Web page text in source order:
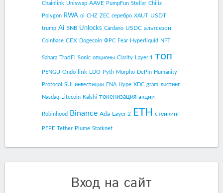
Chainlink Uniswap AAVE PumpFun Stellar Chiliz
Polygon RWA oi CHZ ZEC серебро XAUT USDT
trump Ai BNB Unlocks Cardano USDC альтсезон
Coinbase CEX Dogecoin ФРС Fear Hyperliquid NFT
Sahara TradFi Sonic опционы Clarity Layer 1 топ
PENGU Ondo link LDO Pyth Morpho DePin Humanity
Protocol SUI инвестиции ENA Hype XDC gram листинг
Nasdaq Litecoin Kalshi токенизация акции
Robinhood Binance Ada Layer 2 ETH стейкинг
PEPE Tether Plume Starknet
Вход на сайт